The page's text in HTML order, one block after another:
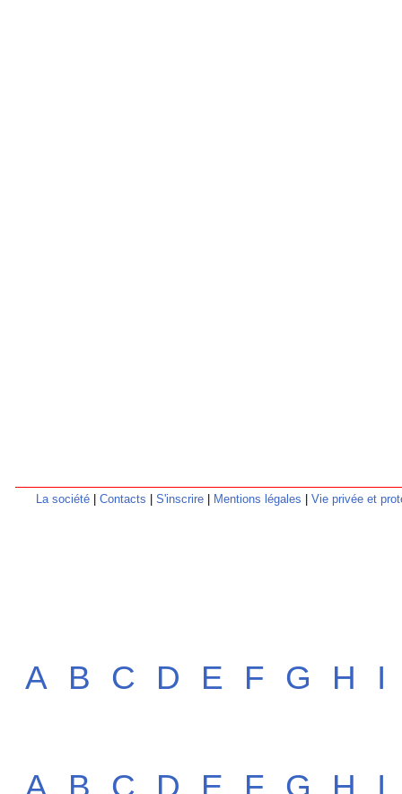
La société Contacts S'inscrire Mentions légales Vie privée et
A B C D E F G H I
A B C D E F G H I